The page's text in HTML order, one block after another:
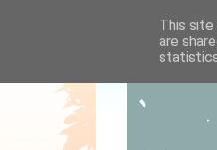
This site
are